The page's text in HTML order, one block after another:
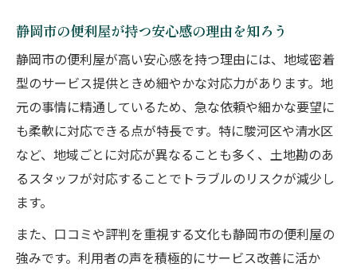
ツ
安心感を重視した便利屋の見積もりポイン
ト
見積もり比較で失敗しない便利屋選びを実
現
便利屋見積もり時に確認すべき安心要素と
は
便利屋に依頼する前に知るべき安心ポイン
ト
静岡市の便利屋が持つ安心感の理由を知ろう
静岡市の便利屋が高い安心感を持つ理由には、地域密着
型のサービス提供ときめ細やかな対応力があります。地
元の事情に精通しているため、急な依頼や細かな要望に
も柔軟に対応できる点が特長です。特に駿河区や清水区
など、地域ごとに対応が異なることも多く、土地勘のあ
るスタッフが対応することでトラブルのリスクが減少し
ます。
また、口コミや評判を重視する文化も静岡市の便利屋の
強みです。利用者の声を積極的にサービス改善に活か